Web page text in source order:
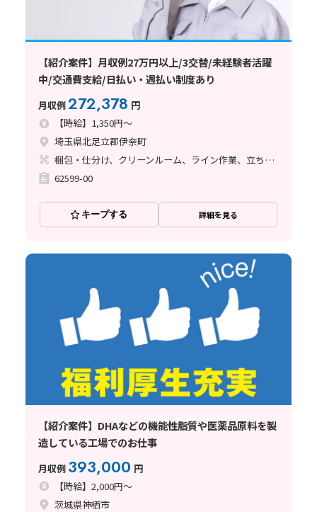
【紹介案件】月収例27万円以上/3交替/未経験者活躍
中/交通費支給/日払い・週払い制度あり
月収例272,378 円
【時給】1,350円～
埼玉県北足立郡伊奈町
梱包・仕分け、クリーンルーム、ライン作業、立ち作業
62599-00
キープする 詳細を見る
【紹介案件】DHAなどの機能性脂質や医薬品原料を製
造している工場でのお仕事
月収例 393,000 円
【時給】2,000円～
茨城県神栖市